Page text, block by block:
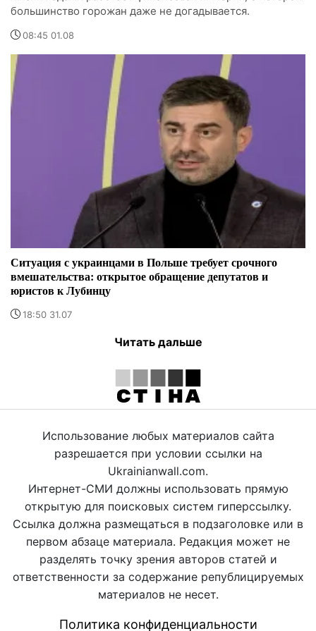
большинство горожан даже не догадывается.
08:45 01.08
Ситуация с украинцами в Польше требует срочного
вмешательства: открытое обращение депутатов и
юристов к Лубинцу
18:50 31.07
Читать дальше
Использование любых материалов сайта
разрешается при условии ссылки на
Ukrainianwall.com.
Интернет-СМИ должны использовать прямую
открытую для поисковых систем гиперссылку.
Ссылка должна размещаться в подзаголовке или в
первом абзаце материала. Редакция может не
разделять точку зрения авторов статей и
ответственности за содержание републицируемых
материалов не несет.
Политика конфиденциальности